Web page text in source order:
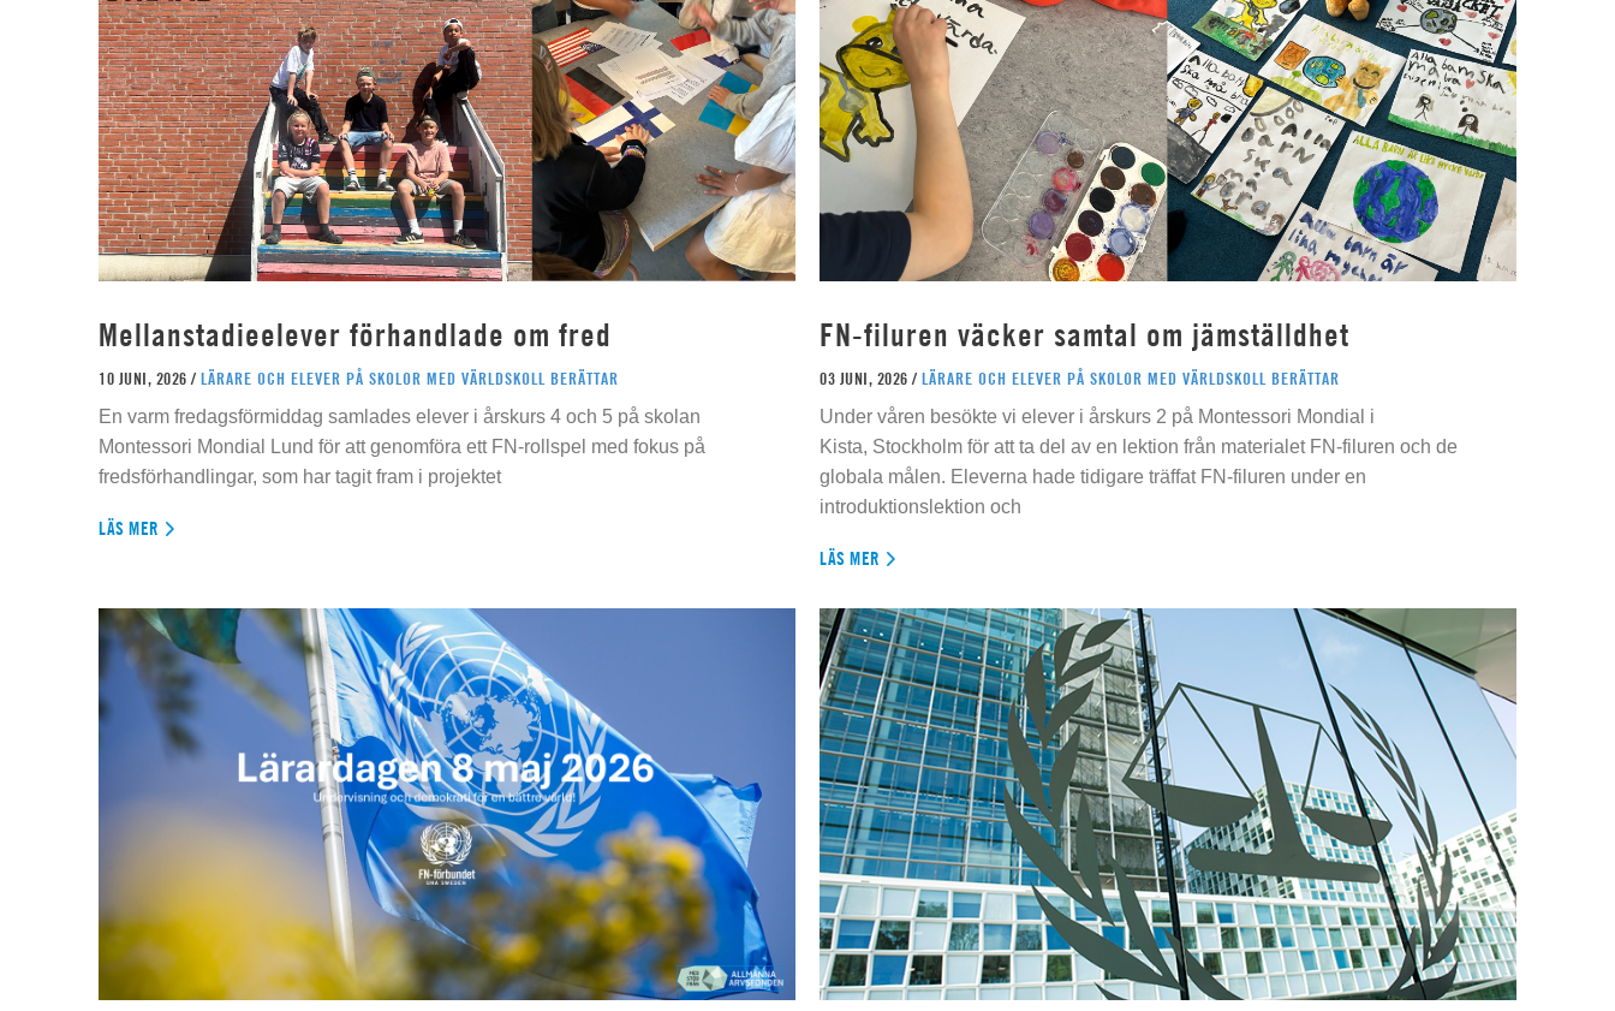
Mellanstadieelever förhandlade om fred
10 JUNI, 2026 / LÄRARE OCH ELEVER PÅ SKOLOR MED VÄRLDSKOLL BERÄTTAR
En varm fredagsförmiddag samlades elever i årskurs 4 och 5 på skolan
Montessori Mondial Lund för att genomföra ett FN-rollspel med fokus på
fredsförhandlingar, som har tagit fram i projektet
LÄS MER
FN-filuren väcker samtal om jämställdhet
03 JUNI, 2026 / LÄRARE OCH ELEVER PÅ SKOLOR MED VÄRLDSKOLL BERÄTTAR
Under våren besökte vi elever i årskurs 2 på Montessori Mondial i
Kista, Stockholm för att ta del av en lektion från materialet FN-filuren och de
globala målen. Eleverna hade tidigare träffat FN-filuren under en
introduktionslektion och
LÄS MER